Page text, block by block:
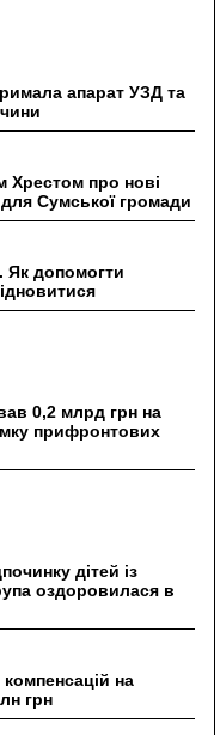
апарат УЗД та
Хрестом про нові
для Сумської громади
Як допомогти
0,2 млрд грн на
прифронтових
дітей із
оздоровилася в
на
грн